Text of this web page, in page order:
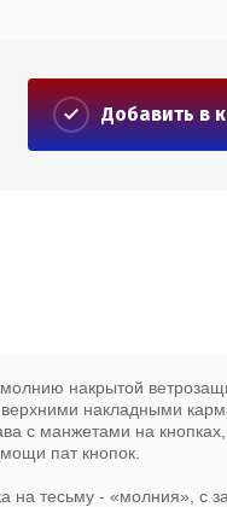
Добавить в
молнию накрытой
накладными
с манжетами на
пат кнопок.
на тесьму - «молния», с